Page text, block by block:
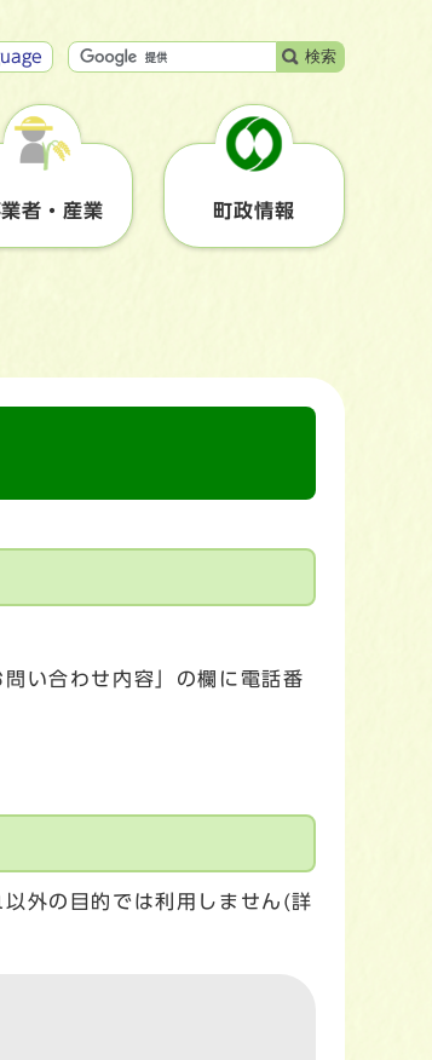
検索
者・産業 町政情報
い合わせ内容」の欄に電話番
外の目的では利用しません(詳